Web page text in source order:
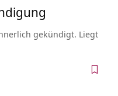
gekündigt. Liegt